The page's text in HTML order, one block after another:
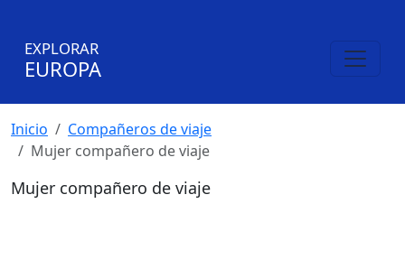
EXPLORAR
EUROPA
Inicio
Compañeros de viaje
Mujer compañero de viaje
Mujer compañero de viaje